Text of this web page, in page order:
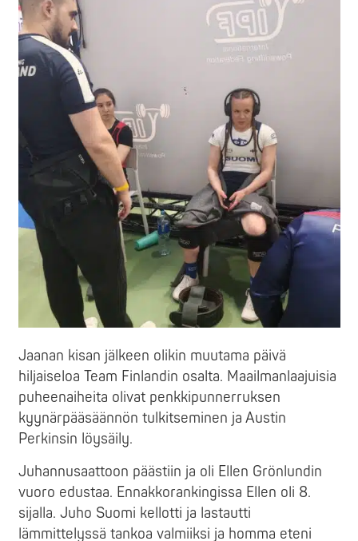
Jaanan kisan jälkeen olikin muutama päivä
hiljaiseloa Team Finlandin osalta. Maailmanlaajuisia
puheenaiheita olivat penkkipunnerruksen
kyynärpääsäännön tulkitseminen ja Austin
Perkinsin löysäily.
Juhannusaattoon päästiin ja oli Ellen Grönlundin
vuoro edustaa. Ennakkorankingissa Ellen oli 8.
sijalla. Juho Suomi kellotti ja lastautti
lämmittelyssä tankoa valmiiksi ja homma eteni